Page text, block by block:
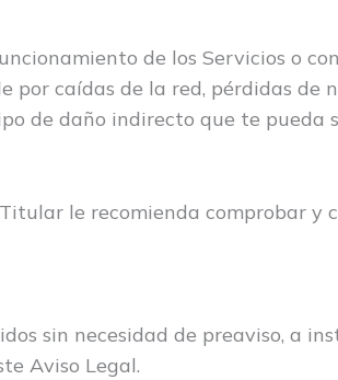
de los Servicios o
por caídas de la red, pérdidas de
de daño indirecto que te pueda
le recomienda comprobar y
sin necesidad de preaviso, a
Aviso Legal.